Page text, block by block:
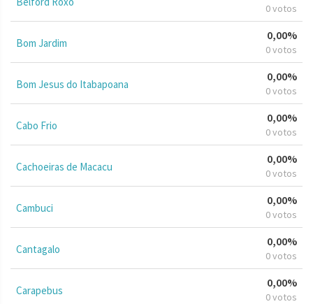
0 votos
Bom Jardim
0,00%
0 votos
Bom Jesus do Itabapoana
0,00%
0 votos
Cabo Frio
0,00%
0 votos
Cachoeiras de Macacu
0,00%
0 votos
Cambuci
0,00%
0 votos
Cantagalo
0,00%
0 votos
Carapebus
0,00%
0 votos